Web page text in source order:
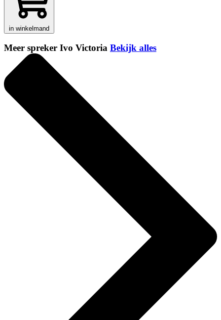
in winkelmand
Meer spreker Ivo Victoria Bekijk alles